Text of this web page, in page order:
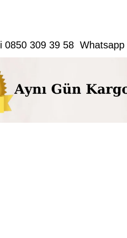
0850 309 39 58